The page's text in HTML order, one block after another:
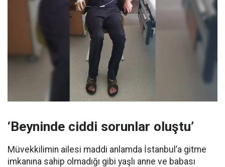
‘Beyninde ciddi sorunlar oluştu’
Müvekkilimin ailesi maddi anlamda İstanbul’a gitme
imkanına sahip olmadığı gibi yaşlı anne ve babası